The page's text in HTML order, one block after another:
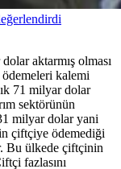
aktarmış olması
kalemi
71 milyar dolar
sektörünün
milyar dolar yani
çiftçiye ödemediği
Bu ülkede çiftçinin
fazlasını